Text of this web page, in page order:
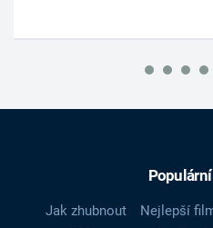
Jak zhubnout Nejlepší